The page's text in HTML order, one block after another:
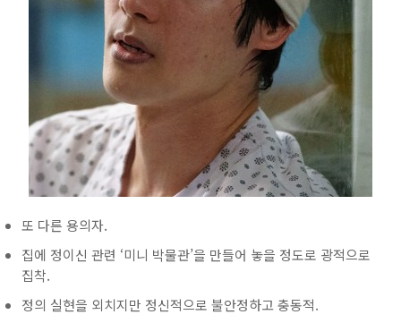
또 다른 용의자.
집에 정이신 관련 ‘미니 박물관’을 만들어 놓을 정도로 광적으로
집착.
정의 실현을 외치지만 정신적으로 불안정하고 충동적.